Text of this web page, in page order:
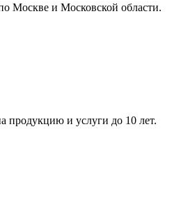
Москве и Московской области.
продукцию и услуги до 10 лет.